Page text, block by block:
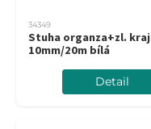
34349
Stuha organza+zl. kraj
10mm/20m bílá
Detail